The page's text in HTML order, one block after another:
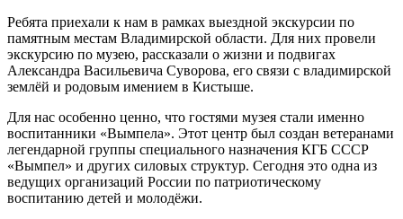
Ребята приехали к нам в рамках выездной экскурсии по
памятным местам Владимирской области. Для них провели
экскурсию по музею, рассказали о жизни и подвигах
Александра Васильевича Суворова, его связи с владимирской
землёй и родовым имением в Кистыше.
Для нас особенно ценно, что гостями музея стали именно
воспитанники «Вымпела». Этот центр был создан ветеранами
легендарной группы специального назначения КГБ СССР
«Вымпел» и других силовых структур. Сегодня это одна из
ведущих организаций России по патриотическому
воспитанию детей и молодёжи.